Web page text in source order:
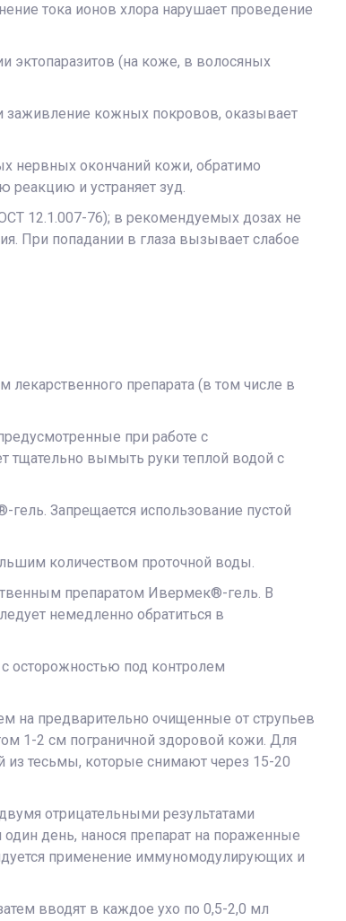
тока ионов хлора нарушает проведение
эктопаразитов (на коже, в волосяных
заживление кожных покровов, оказывает
нервных окончаний кожи, обратимо
реакцию и устраняет зуд.
12.1.007-76); в рекомендуемых дозах не
При попадании в глаза вызывает слабое
препарата (в том числе в
при работе с
тщательно вымыть руки теплой водой с
Запрещается использование пустой
количеством проточной воды.
препаратом Ивермек®-гель. В
немедленно обратиться в
осторожностью под контролем
на предварительно очищенные от струпьев
1-2 см пограничной здоровой кожи. Для
тесьмы, которые снимают через 15-20
отрицательными результатами
день, нанося препарат на пораженные
применение иммуномодулирующих и
вводят в каждое ухо по 0,5-2,0 мл